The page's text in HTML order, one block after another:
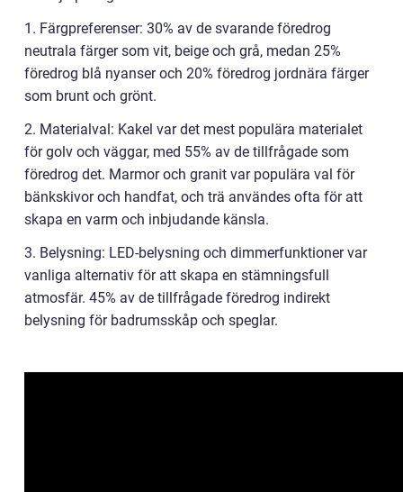
1. Färgpreferenser: 30% av de svarande föredrog
neutrala färger som vit, beige och grå, medan 25%
föredrog blå nyanser och 20% föredrog jordnära färger
som brunt och grönt.
2. Materialval: Kakel var det mest populära materialet
för golv och väggar, med 55% av de tillfrågade som
föredrog det. Marmor och granit var populära val för
bänkskivor och handfat, och trä användes ofta för att
skapa en varm och inbjudande känsla.
3. Belysning: LED-belysning och dimmerfunktioner var
vanliga alternativ för att skapa en stämningsfull
atmosfär. 45% av de tillfrågade föredrog indirekt
belysning för badrumsskåp och speglar.